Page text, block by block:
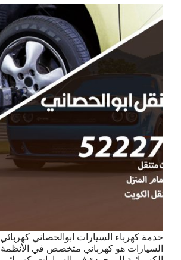
خدمة كهرباء السيارات ابوالحصاني كهربائي
السيارات هو كهربائي متخصص في الأنظمة